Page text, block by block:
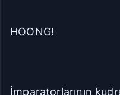
HOONG!
İmparatorlarının